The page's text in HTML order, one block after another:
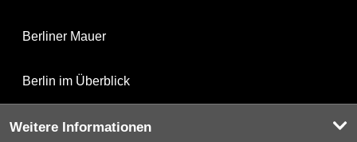
Berliner Mauer
Berlin im Überblick
Weitere Informationen